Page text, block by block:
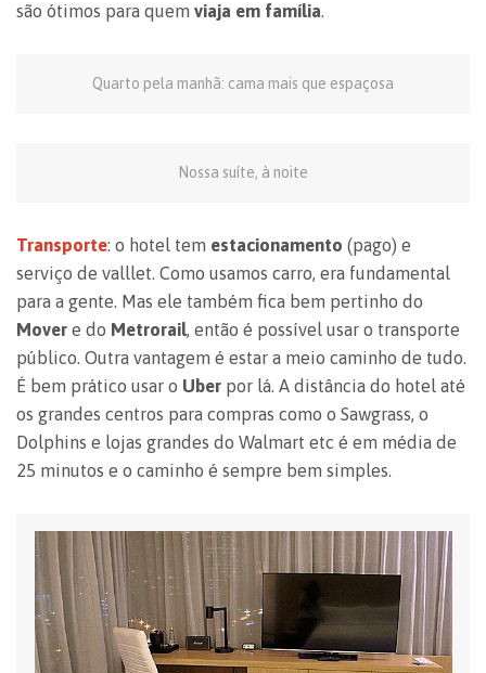
são ótimos para quem viaja em família.
Quarto pela manhã: cama mais que espaçosa
Nossa suíte, à noite
Transporte: o hotel tem estacionamento (pago) e
serviço de valllet. Como usamos carro, era fundamental
para a gente. Mas ele também fica bem pertinho do
Mover e do Metrorail, então é possível usar o transporte
público. Outra vantagem é estar a meio caminho de tudo.
É bem prático usar o Uber por lá. A distância do hotel até
os grandes centros para compras como o Sawgrass, o
Dolphins e lojas grandes do Walmart etc é em média de
25 minutos e o caminho é sempre bem simples.